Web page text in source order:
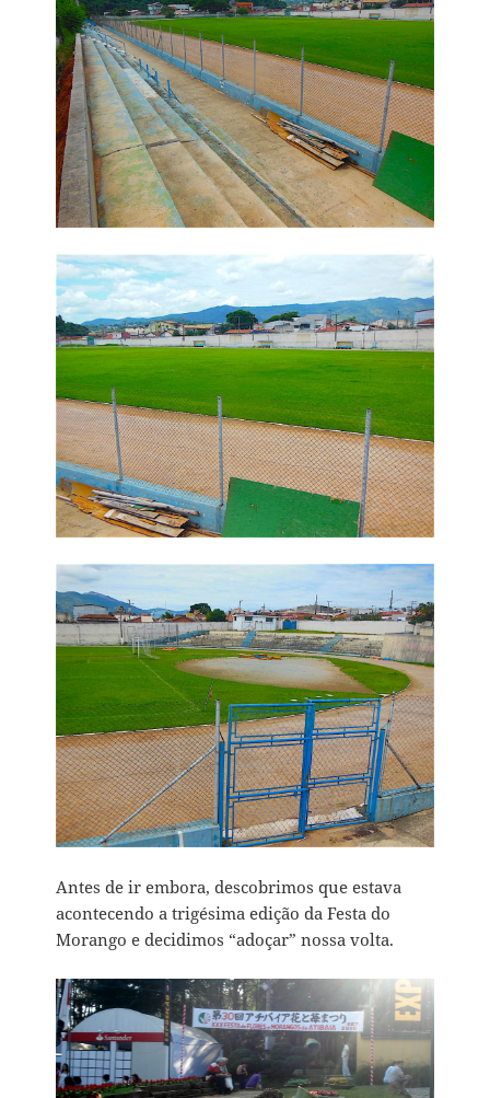
Antes de ir embora, descobrimos que estava
acontecendo a trigésima edição da Festa do
Morango e decidimos “adoçar” nossa volta.